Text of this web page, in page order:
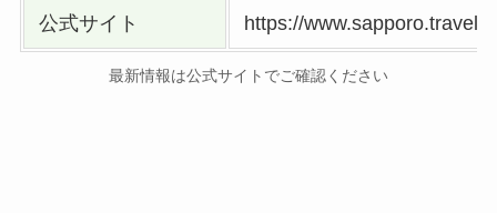
公式サイト https://www.sapporo.travel/
最新情報は公式サイトでご確認ください